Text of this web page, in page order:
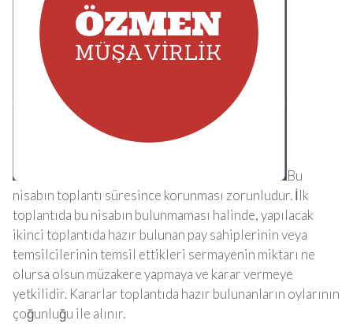
Bu
nisabın toplantı süresince korunması zorunludur. İlk
toplantıda bu nisabın bulunmaması halinde, yapılacak
ikinci toplantıda hazır bulunan pay sahiplerinin veya
temsilcilerinin temsil ettikleri sermayenin miktarı ne
olursa olsun müzakere yapmaya ve karar vermeye
yetkilidir. Kararlar toplantıda hazır bulunanların oylarının
çoğunluğu ile alınır.